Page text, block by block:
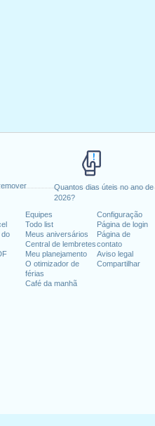
Quantos dias úteis no ano de
2026?
do
Equipes
Todo list
Meus aniversários
Central de lembretes
Meu planejamento
O otimizador de
férias
Café da manhã
Configuração
Página de login
Página de
contato
Aviso legal
Compartilhar